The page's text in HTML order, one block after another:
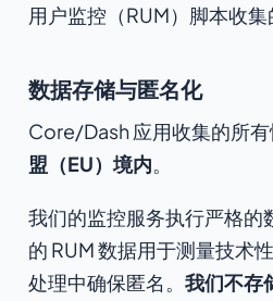
用户监控（RUM）脚本收集
数据存储与匿名化
Core/Dash 应用收集的所
盟（EU）境内。
我们的监控服务执行严格的
的 RUM 数据用于测量技术
处理中确保匿名。 我们不存